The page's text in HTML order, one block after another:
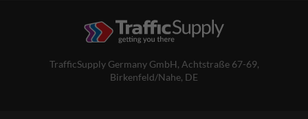
TrafficSupply Germany GmbH, Achtstraße 67-69,
Birkenfeld/Nahe, DE